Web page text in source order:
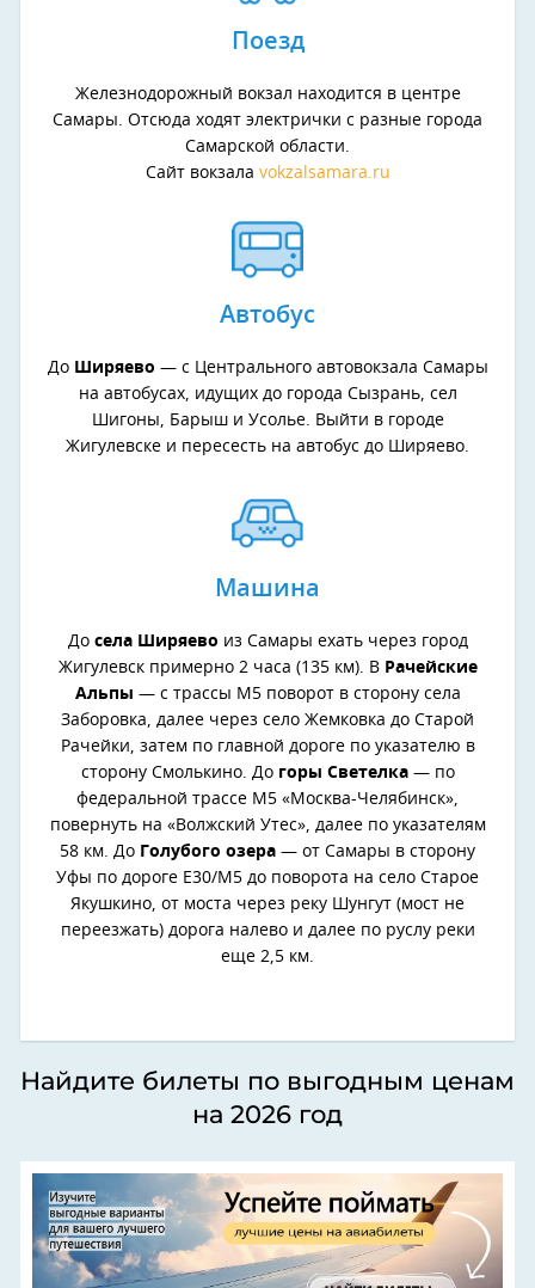
Поезд
Железнодорожный вокзал находится в центре
Самары. Отсюда ходят электрички с разные города
Самарской области.
Сайт вокзала vokzalsamara.ru
Автобус
ДоШиряево — с Центрального автовокзала Самары
на автобусах, идущих до города Сызрань, сел
Шигоны, Барыш и Усолье. Выйти в городе
Жигулевске и пересесть на автобус до Ширяево.
Машина
До села Ширяево из Самары ехать через город
Жигулевск примерно 2 часа (135 км). В Рачейские
Альпы — с трассы М5 поворот в сторону села
Заборовка, далее через село Жемковка до Старой
Рачейки, затем по главной дороге по указателю в
сторону Смолькино. До горы Светелка— по
федеральной трассе М5 «Москва-Челябинск»,
повернуть на «Волжский Утес», далее по указателям
58 км. До Голубого озера — от Самары в сторону
Уфы по дороге E30/M5 до поворота на село Старое
Якушкино, от моста через реку Шунгут (мост не
переезжать) дорога налево и далее по руслу реки
еще 2,5 км.
Найдите билеты по выгодным ценам
на 2026 год